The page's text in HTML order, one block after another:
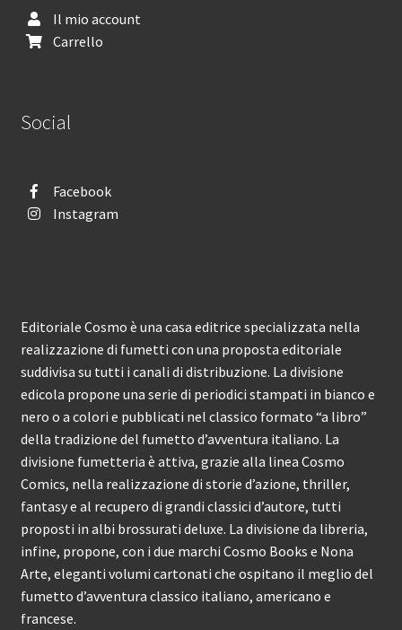
Il mio account
Carrello
Social
Facebook
Instagram
Editoriale Cosmo è una casa editrice specializzata nella
realizzazione di fumetti con una proposta editoriale
suddivisa su tutti i canali di distribuzione. La divisione
edicola propone una serie di periodici stampati in bianco e
nero o a colori e pubblicati nel classico formato “a libro”
della tradizione del fumetto d’avventura italiano. La
divisione fumetteria è attiva, grazie alla linea Cosmo
Comics, nella realizzazione di storie d’azione, thriller,
fantasy e al recupero di grandi classici d’autore, tutti
proposti in albi brossurati deluxe. La divisione da libreria,
infine, propone, con i due marchi Cosmo Books e Nona
Arte, eleganti volumi cartonati che ospitano il meglio del
fumetto d’avventura classico italiano, americano e
francese.